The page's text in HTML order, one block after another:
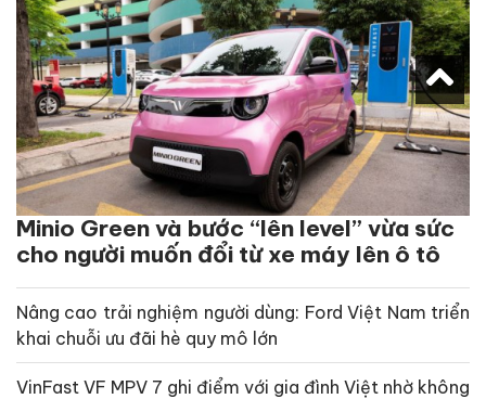
Minio Green và bước “lên level” vừa sức
cho người muốn đổi từ xe máy lên ô tô
Nâng cao trải nghiệm người dùng: Ford Việt Nam triển
khai chuỗi ưu đãi hè quy mô lớn
VinFast VF MPV 7 ghi điểm với gia đình Việt nhờ không